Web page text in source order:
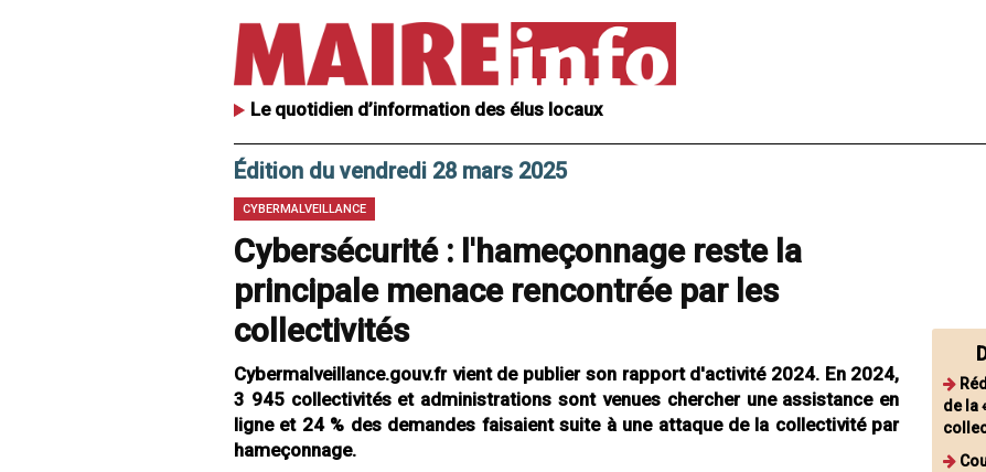
Le quotidien d’information des élus locaux
Édition du vendredi 28 mars 2025
CYBERMALVEILLANCE
Cybersécurité : l'hameçonnage reste la
principale menace rencontrée par les
collectivités
Cybermalveillance.gouv.fr vient de publier son rapport d'activité 2024. En 2024,
3 945 collectivités et administrations sont venues chercher une assistance en
ligne et 24 % des demandes faisaient suite à une attaque de la collectivité par
hameçonnage.
de la